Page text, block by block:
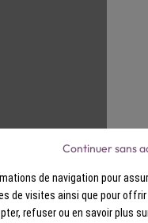
de navigation pour
de visites ainsi que pour offrir
refuser ou en savoir plus
Continuer sans